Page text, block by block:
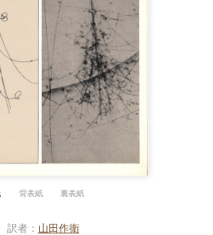
背表紙 裏表紙
訳者 山田作衛